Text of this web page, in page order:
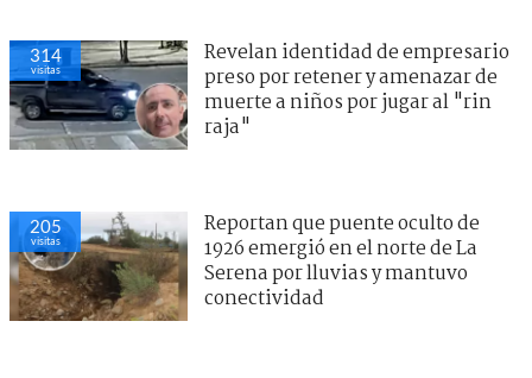
314
visitas
Revelan identidad de empresario
preso por retener y amenazar de
muerte a niños por jugar al "rin
raja"
205
visitas
Reportan que puente oculto de
1926 emergió en el norte de La
Serena por lluvias y mantuvo
conectividad